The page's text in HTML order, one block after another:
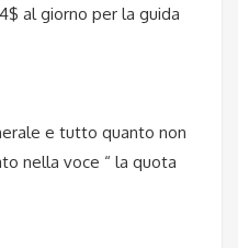
al giorno per la guida
e tutto quanto non
nella voce “ la quota